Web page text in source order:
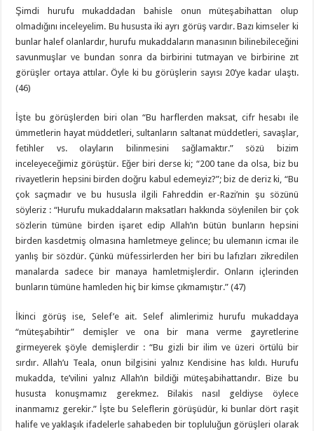
Şimdi hurufu mukaddadan bahisle onun müteşabihattan olup
olmadığını inceleyelim. Bu hususta iki ayrı görüş vardır. Bazı kimseler ki
bunlar halef olanlardır, hurufu mukaddaların manasının bilinebileceğini
savunmuşlar ve bundan sonra da birbirini tutmayan ve birbirine zıt
görüşler ortaya attılar. Öyle ki bu görüşlerin sayısı 20’ye kadar ulaştı.
(46)
İşte bu görüşlerden biri olan “Bu harflerden maksat, cifr hesabı ile
ümmetlerin hayat müddetleri, sultanların saltanat müddetleri, savaşlar,
fetihler vs. olayların bilinmesini sağlamaktır.” sözü bizim
inceleyeceğimiz görüştür. Eğer biri derse ki; “200 tane da olsa, biz bu
rivayetlerin hepsini birden doğru kabul edemeyiz?”; biz de deriz ki, “Bu
çok saçmadır ve bu hususla ilgili Fahreddin er-Razi’nin şu sözünü
söyleriz : “Hurufu mukaddaların maksatları hakkında söylenilen bir çok
sözlerin tümüne birden işaret edip Allah’ın bütün bunların hepsini
birden kasdetmiş olmasına hamletmeye gelince; bu ulemanın icmaı ile
yanlış bir sözdür. Çünkü müfessirlerden her biri bu lafızları zikredilen
manalarda sadece bir manaya hamletmişlerdir. Onların içlerinden
bunların tümüne hamleden hiç bir kimse çıkmamıştır.” (47)
İkinci görüş ise, Selef’e ait. Selef alimlerimiz hurufu mukaddaya
“müteşabihtir” demişler ve ona bir mana verme gayretlerine
girmeyerek şöyle demişlerdir : “Bu gizli bir ilim ve üzeri örtülü bir
sırdır. Allah’u Teala, onun bilgisini yalnız Kendisine has kıldı. Hurufu
mukadda, te’vilini yalnız Allah’ın bildiği müteşabihattandır. Bize bu
hususta konuşmamız gerekmez. Bilakis nasıl geldiyse öylece
inanmamız gerekir.” İşte bu Seleflerin görüşüdür, ki bunlar dört raşit
halife ve yaklaşık ifadelerle sahabeden bir topluluğun görüşleri olarak